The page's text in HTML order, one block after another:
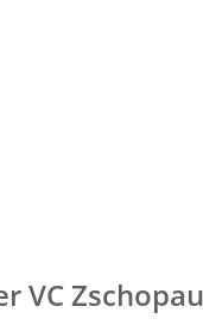
VC